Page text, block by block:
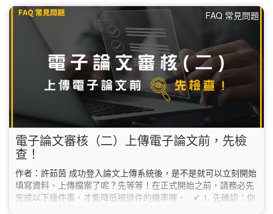
統，透過文本難度分析（如句長與詞彙），將書籍標示為一個數
值（Lexile Measure），幫助讀者找到適合自身程度的讀物。 分
級方式： 以「數字＋L」表示，如 500L、900L、1200L…
FAQ 常見問題
電子論文審核（二）上傳電子論文前，先檢
查！
作者：許茹茵 成功登入論文上傳系統後，是不是就可以立刻開始
填寫資料、上傳檔案了呢？先等等！在正式開始之前，請務必先
完成以下幾件事，才能降低被退件的機率喔。 ✔︎ 1. 先確認：你